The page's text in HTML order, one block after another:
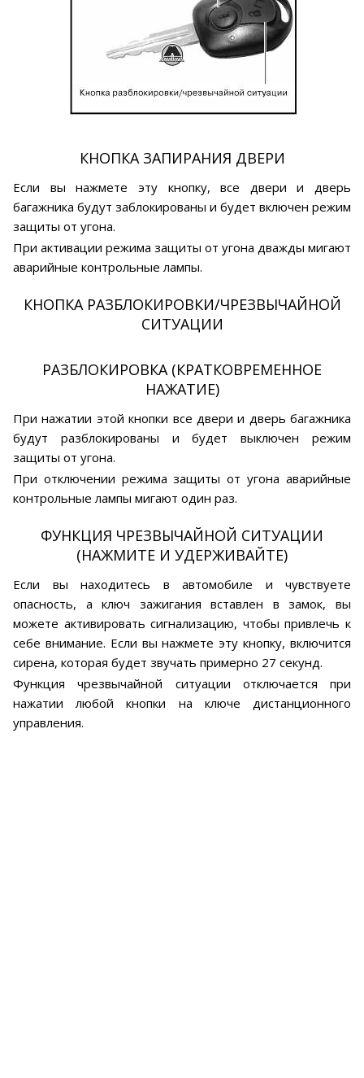
КНОПКА ЗАПИРАНИЯ ДВЕРИ
Если вы нажмете эту кнопку, все двери и дверь
багажника будут заблокированы и будет включен режим
защиты от угона.
При активации режима защиты от угона дважды мигают
аварийные контрольные лампы.
КНОПКА РАЗБЛОКИРОВКИ/ЧРЕЗВЫЧАЙНОЙ
СИТУАЦИИ
РАЗБЛОКИРОВКА (КРАТКОВРЕМЕННОЕ
НАЖАТИЕ)
При нажатии этой кнопки все двери и дверь багажника
будут разблокированы и будет выключен режим
защиты от угона.
При отключении режима защиты от угона аварийные
контрольные лампы мигают один раз.
ФУНКЦИЯ ЧРЕЗВЫЧАЙНОЙ СИТУАЦИИ
(НАЖМИТЕ И УДЕРЖИВАЙТЕ)
Если вы находитесь в автомобиле и чувствуете
опасность, а ключ зажигания вставлен в замок, вы
можете активировать сигнализацию, чтобы привлечь к
себе внимание. Если вы нажмете эту кнопку, включится
сирена, которая будет звучать примерно 27 секунд.
Функция чрезвычайной ситуации отключается при
нажатии любой кнопки на ключе дистанционного
управления.